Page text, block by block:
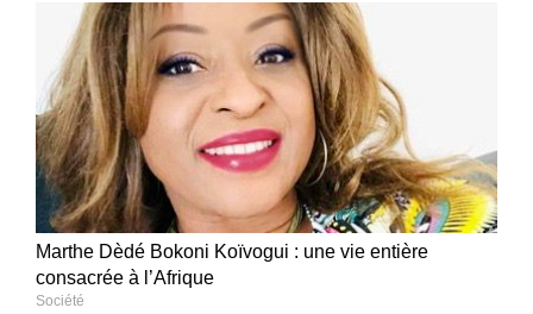
Marthe Dèdé Bokoni Koïvogui : une vie entière
consacrée à l’Afrique
Société